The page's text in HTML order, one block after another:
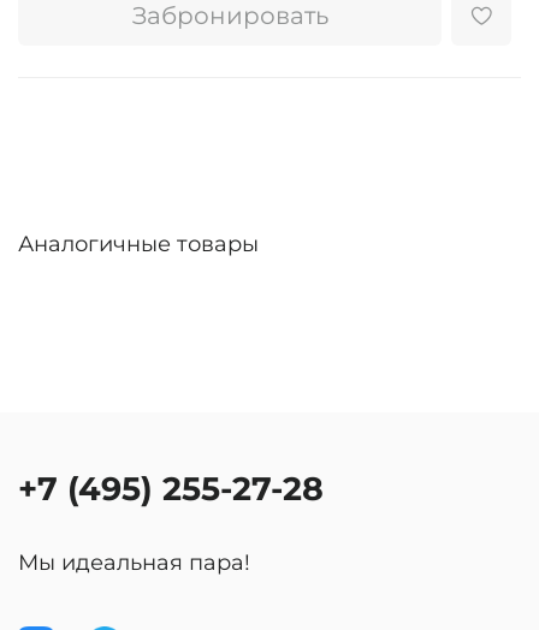
Забронировать
Аналогичные товары
+7 (495) 255-27-28
Мы идеальная пара!